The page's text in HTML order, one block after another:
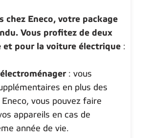
chez Eneco, votre package
Vous profitez de deux
et pour la voiture électrique:
: vous
en plus des
vous pouvez faire
appareils en cas de
année de vie.